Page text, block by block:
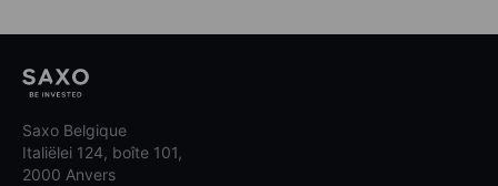
Saxo Belgique
Italiëlei 124, boîte 101,
2000 Anvers